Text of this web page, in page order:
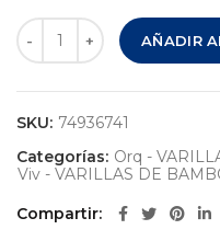
VARAS DE BAMBOO # 3
AÑADIR
SKU: 74936741
Categorías: Orq -
Viv - VARILLAS DE
Compartir